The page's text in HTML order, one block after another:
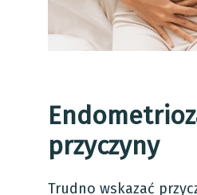
przyczyny
Trudno wskazać